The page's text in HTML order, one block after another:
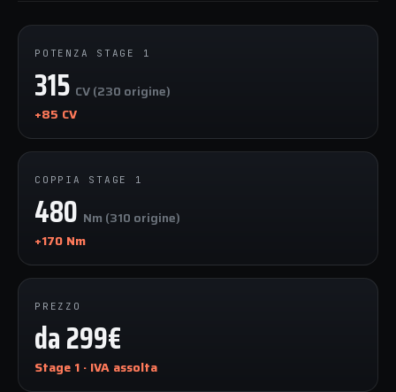
POTENZA STAGE 1
315 CV (230 origine)
+85 CV
COPPIA STAGE 1
480 Nm (310 origine)
+170 Nm
PREZZO
da 299€
Stage 1 · IVA assolta